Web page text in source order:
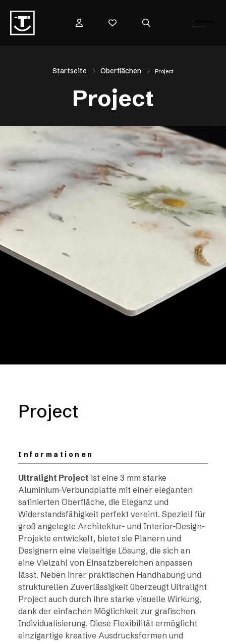
Startseite Oberflächen Project
Project
Project
Informationen
Ultralight Project ist eine 3 mm starke
Aluminium-Verbundplatte mit einer eleganten
satinierten Oberfläche, die Eleganz und
Widerstandsfähigkeit perfekt vereint. Speziell für
groß angelegte Architektur- und Interior-Design-
Projekte entwickelt, bietet sie Planern und
Designern eine vielseitige Lösung, die sich an
eine Vielzahl von Einsatzbereichen anpassen
lässt. Neben ihrer praktischen Handhabung und
strukturellen Zuverlässigkeit überzeugt Ultralight
Project auch durch ihre starke visuelle Wirkung,
dank der einfachen Möglichkeit zur grafischen
Individualisierung. Diese Flexibilität ermöglicht
einzigartige kreative Ausdrucksformen und